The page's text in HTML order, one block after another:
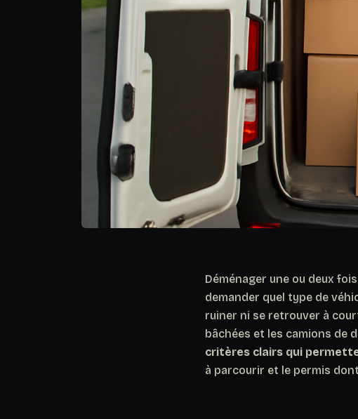
Déménager une ou deux
demander quel type de
ruiner ni se retrouver à
bâchées et les camions de
critères clairs qui
à parcourir et le permis